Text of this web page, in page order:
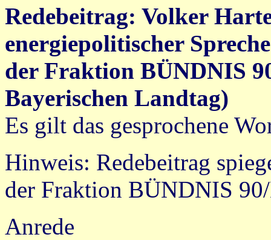
Redebeitrag: Volker
energiepolitischer
der Fraktion BÜNDNIS
Bayerischen Landtag)
Es gilt das gesprochene
Hinweis: Redebeitrag
der Fraktion BÜNDNIS
Anrede